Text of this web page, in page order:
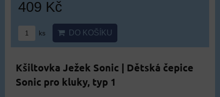
409 Kč
ks DO KOŠÍKU
Kšiltovka Ježek Sonic | Dětská čepice
Sonic pro kluky, typ 1